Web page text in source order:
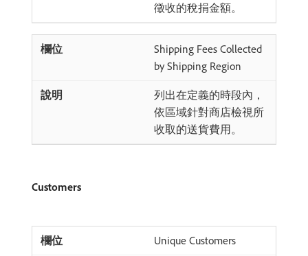
徵收的稅捐金額。
Shipping Fees Collected
by Shipping Region
列出在定義的時段內，
依區域針對商店檢視所
收取的送貨費用。
Customers
Unique Customers